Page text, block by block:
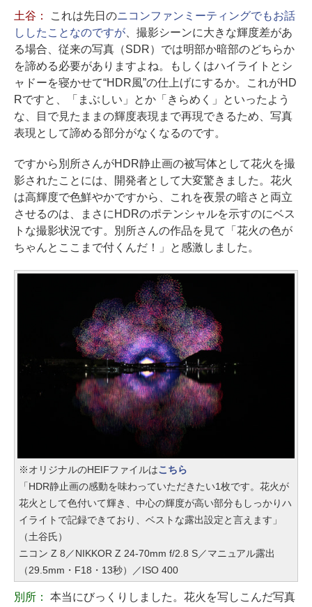
土谷： これは先日のニコンファンミーティングでもお話
ししたことなのですが、撮影シーンに大きな輝度差があ
る場合、従来の写真（SDR）では明部か暗部のどちらか
を諦める必要がありますよね。もしくはハイライトとシ
ャドーを寝かせて“HDR風”の仕上げにするか。これがHD
Rですと、「まぶしい」とか「きらめく」といったよう
な、目で見たままの輝度表現まで再現できるため、写真
表現として諦める部分がなくなるのです。
ですから別所さんがHDR静止画の被写体として花火を撮
影されたことには、開発者として大変驚きました。花火
は高輝度で色鮮やかですから、これを夜景の暗さと両立
させるのは、まさにHDRのポテンシャルを示すのにベス
トな撮影状況です。別所さんの作品を見て「花火の色が
ちゃんとここまで付くんだ！」と感激しました。
※オリジナルのHEIFファイルはこちら
「HDR静止画の感動を味わっていただきたい1枚です。花火が
花火として色付いて輝き、中心の輝度が高い部分もしっかりハ
イライトで記録できており、ベストな露出設定と言えます」
（土谷氏）
ニコン Z 8／NIKKOR Z 24-70mm f/2.8 S／マニュアル露出
（29.5mm・F18・13秒）／ISO 400
別所： 本当にびっくりしました。花火を写しこんだ写真